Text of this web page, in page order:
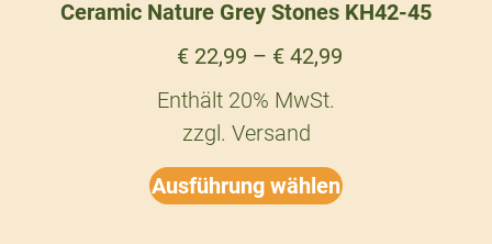
Ceramic Nature Grey Stones KH42-45
€ 22,99 – € 42,99
Enthält 20% MwSt.
zzgl. Versand
Ausführung wählen